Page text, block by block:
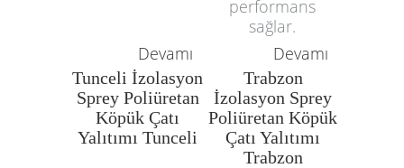
performans
sağlar.
Devamı
Devamı
Tunceli İzolasyon
Sprey Poliüretan
Köpük Çatı
Yalıtımı Tunceli
Trabzon
İzolasyon Sprey
Poliüretan Köpük
Çatı Yalıtımı
Trabzon